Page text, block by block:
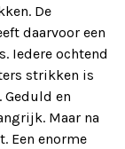
De
daarvoor een
Iedere ochtend
strikken is
en
Maar na
Een enorme